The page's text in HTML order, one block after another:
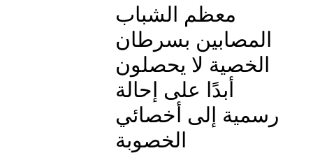
معظم الشباب
المصابين بسرطان
الخصية لا يحصلون
أبدًا على إحالة
رسمية إلى أخصائي
الخصوبة